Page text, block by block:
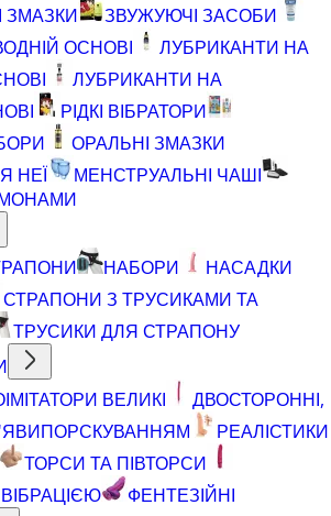
ЗМАЗКИ
ЗВУЖУЮЧІ ЗАСОБИ
ОСНОВІ
ЛУБРИКАНТИ НА
ЛУБРИКАНТИ НА
РІДКІ ВІБРАТОРИ
ОРАЛЬНІ ЗМАЗКИ
НЕЇ
МЕНСТРУАЛЬНІ ЧАШІ
НАБОРИ
НАСАДКИ
СТРАПОНИ З ТРУСИКАМИ ТА
ТРУСИКИ ДЛЯ СТРАПОНУ
ВЕЛИКІ
ДВОСТОРОННІ,
РЕАЛІСТИКИ
ТОРСИ ТА ПІВТОРСИ
ФЕНТЕЗІЙНІ